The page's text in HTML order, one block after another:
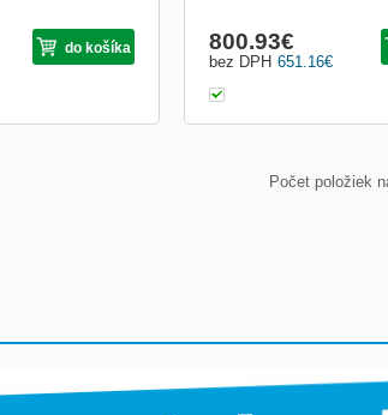
do košíka
651.16€
bez DPH
800.93€
Počet položiek